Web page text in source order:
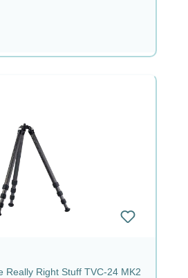
Really Right Stuff TVC-24 MK2